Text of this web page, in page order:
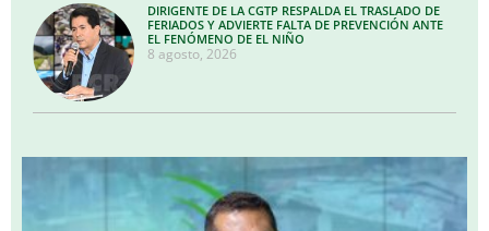
DIRIGENTE DE LA CGTP RESPALDA EL TRASLADO DE
FERIADOS Y ADVIERTE FALTA DE PREVENCIÓN ANTE
EL FENÓMENO DE EL NIÑO
8 agosto, 2026